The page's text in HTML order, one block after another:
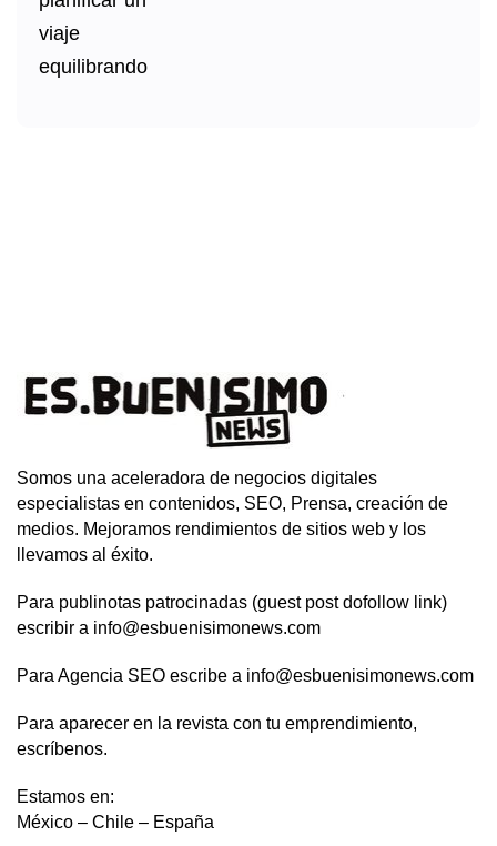
Somos una aceleradora de negocios digitales
especialistas en contenidos, SEO, Prensa, creación de
medios. Mejoramos rendimientos de sitios web y los
llevamos al éxito.
Para publinotas patrocinadas (guest post dofollow link)
escribir a info@esbuenisimonews.com
Para Agencia SEO escribe a info@esbuenisimonews.com
Para aparecer en la revista con tu emprendimiento,
escríbenos.
Estamos en:
México – Chile – España